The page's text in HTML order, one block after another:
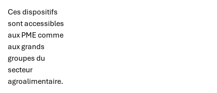
Ces dispositifs
sont accessibles
aux PME comme
aux grands
groupes du
secteur
agroalimentaire.